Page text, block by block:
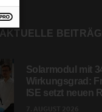
AKTUELLE
Solarmodul mit
Wirkungsgrad:
ISE setzt neuen